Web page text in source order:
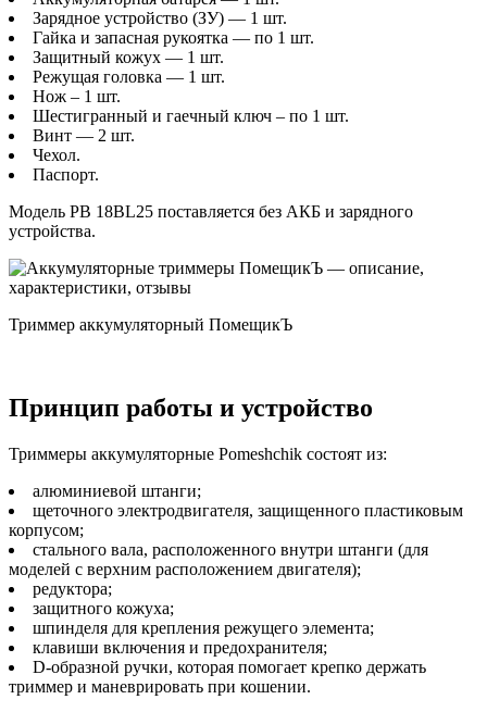
Зарядное устройство (ЗУ) — 1 шт.
Гайка и запасная рукоятка — по 1 шт.
Защитный кожух — 1 шт.
Режущая головка — 1 шт.
Нож – 1 шт.
Шестигранный и гаечный ключ – по 1 шт.
Винт — 2 шт.
Чехол.
Паспорт.
Модель PB 18BL25 поставляется без АКБ и зарядного
устройства.
Триммер аккумуляторный ПомещикЪ
Принцип работы и устройство
Триммеры аккумуляторные Pomeshchik состоят из:
алюминиевой штанги;
щеточного электродвигателя, защищенного пластиковым
корпусом;
стального вала, расположенного внутри штанги (для
моделей с верхним расположением двигателя);
редуктора;
защитного кожуха;
шпинделя для крепления режущего элемента;
клавиши включения и предохранителя;
D-образной ручки, которая помогает крепко держать
триммер и маневрировать при кошении.